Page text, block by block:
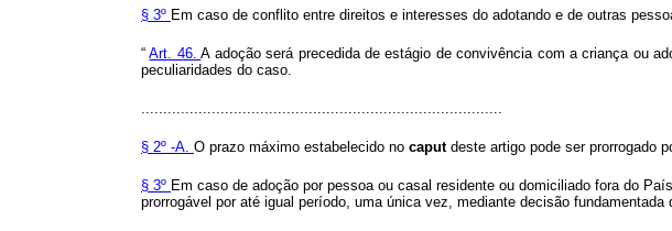
§ 3º Em caso de conflito entre direitos e interesses do adotando e de outras
“Art. 46.A adoção será precedida de estágio de convivência com a criança ou
peculiaridades do caso.
..................................................................................
§ 2º -A. O prazo máximo estabelecido no caput deste artigo pode ser prorrogado
§ 3º Em caso de adoção por pessoa ou casal residente ou domiciliado fora do
prorrogável por até igual período, uma única vez, mediante decisão fundamentada